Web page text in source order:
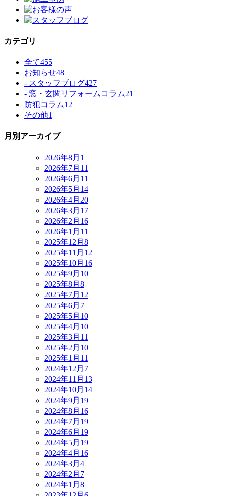
カテゴリ
全て455
お知らせ48
- スタッフブログ427
- 窓・玄関リフォームコラム21
防犯コラム12
その他1
月別アーカイブ
2026年8月 1
2026年7月 11
2026年6月 11
2026年5月 14
2026年4月 20
2026年3月 17
2026年2月 16
2026年1月 11
2025年12月 8
2025年11月 12
2025年10月 16
2025年9月 10
2025年8月 8
2025年7月 12
2025年6月 7
2025年5月 10
2025年4月 10
2025年3月 11
2025年2月 10
2025年1月 11
2024年12月 7
2024年11月 13
2024年10月 14
2024年9月 19
2024年8月 16
2024年7月 19
2024年6月 19
2024年5月 19
2024年4月 16
2024年3月 4
2024年2月 7
2024年1月 8